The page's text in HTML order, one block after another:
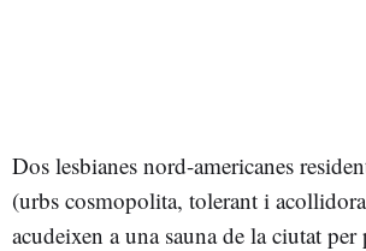
Dos lesbianes nord-americanes
(urbs cosmopolita, tolerant i
acudeixen a una sauna de la ciutat